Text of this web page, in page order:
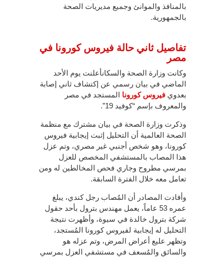
بالمنافذ والموانئ وجميع مديريات الصحة
بالجمهورية.
تفاصيل ثاني حالة فيروس كورونا في
مصر
وكانت وزارة الصحة والسكانأعلنت يوم الأحد
الماضي في بيان رسمي عن إكتشاف ثاني إصابة
بعدوي فيروس كورونا المستجد في مصر
والمعروف بإسم “كوفيد 19”.
وذكرت وزارة الصحة في بيان مشترك مع منظمة
الصحة العالمية أن التحليل إثبت إيجابية فيروس
كورونا، وهو شخص أجنبي غير مصري، وتم عزل
هذا المصاب بالمستشفي المخصص للعزل
بمرسي مطروح وجاري فحص المخالطين له ومن
تعامل معه خلال الفترة السابقة.
وأفادت المصادر أن المُصاب رجل كندي، يبلغ
عمره 53 عاماً، يعمل مهندس بترول بأحد حقول
شركة بترول خالدة في سيوة، وأظهرت نتيجة
التحليل له إيجابية لفيروس كورونا المُستجد،
وتظهر عليع أعراض المرض، وتم عزله هو
والسائق والمُسعف في مستشفي العزل بمرسي